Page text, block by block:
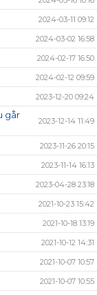
2024-03-11 09:12
2024-03-02 16:58
2024-02-17 16:50
2024-02-12 09:59
2023-12-20 09:24
går
2023-12-14 11:49
2023-11-26 20:15
2023-11-14 16:13
2023-04-28 23:18
2021-10-23 15:42
2021-10-18 13:19
2021-10-12 14:31
2021-10-07 10:57
2021-10-07 10:55